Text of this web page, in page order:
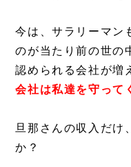
今は、サラリーマン
のが当たり前の世の
認められる会社が増
会社は私達を守って
旦那さんの収入だけ
か？